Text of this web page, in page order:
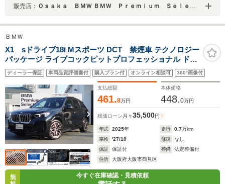
販売店： Ｏｓａｋａ ＢＭＷ ＢＭＷ Ｐｒｅｍｉｕｍ Ｓｅｌｅｃｔｉｏｎ 城東鶴見
ＢＭＷ
X1 sドライブ18i Mスポーツ DCT 禁煙車 テクノロジー
パッケージ ライブコックピットプロフェッショナル ドラ
イビングアシストプロフェッショナル ヘッドアップディ
スプレイ インテリアカメラ カーブドディスプレイ 全周囲
カメラ 純正18インチAW
ディーラー保証 車両品質評価書付 購入プラン付 オンライン相談可 360°画像付
支払総額
461.8万円
本体価格
448.0万円
残価ローン 月々35,500円
年式 2025年 走行 0.7万km
車検
'27/10 修復
なし
保証
保証付 整備
法定整備付
住所
大阪府大阪市鶴見区
無
今すぐ在庫確認・見積依頼